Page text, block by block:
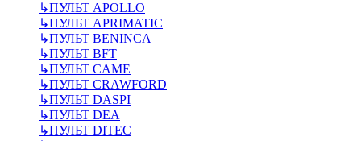
↳ПУЛЬТ APOLLO
↳ПУЛЬТ APRIMATIC
↳ПУЛЬТ BENINCA
↳ПУЛЬТ BFT
↳ПУЛЬТ CAME
↳ПУЛЬТ CRAWFORD
↳ПУЛЬТ DASPI
↳ПУЛЬТ DEA
↳ПУЛЬТ DITEC